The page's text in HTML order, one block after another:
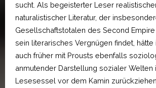
sucht. Als begeisterter Leser
naturalistischer Literatur, der
Gesellschaftstotalen des Second
sein literarisches Vergnügen findet, hätte
auch früher mit Prousts ebenfalls
anmutender Darstellung sozialer Welten
Lesesessel vor dem Kamin